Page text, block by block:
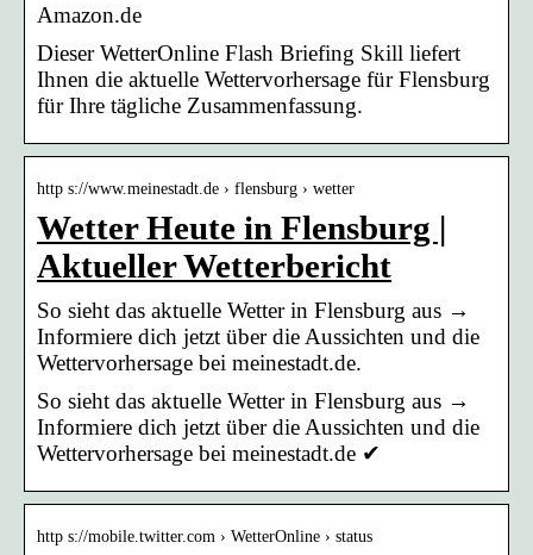
Amazon.de
Dieser WetterOnline Flash Briefing Skill liefert
Ihnen die aktuelle Wettervorhersage für Flensburg
für Ihre tägliche Zusammenfassung.
http s://www.meinestadt.de › flensburg › wetter
Wetter Heute in Flensburg |
Aktueller Wetterbericht
So sieht das aktuelle Wetter in Flensburg aus →
Informiere dich jetzt über die Aussichten und die
Wettervorhersage bei meinestadt.de.
So sieht das aktuelle Wetter in Flensburg aus →
Informiere dich jetzt über die Aussichten und die
Wettervorhersage bei meinestadt.de ✔
http s://mobile.twitter.com › WetterOnline › status